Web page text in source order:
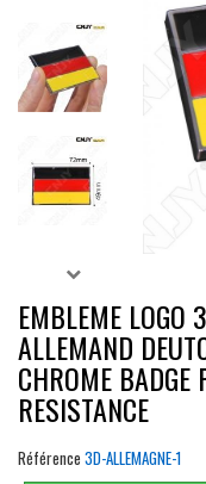
EMBLEME LOGO
ALLEMAND
CHROME BADGE
RESISTANCE
Référence 3D-ALLEMAGNE-1